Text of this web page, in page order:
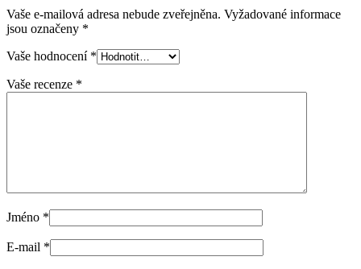
Vaše e-mailová adresa nebude zveřejněna. Vyžadované informace
jsou označeny *
Vaše hodnocení *
Vaše recenze *
Jméno *
E-mail *